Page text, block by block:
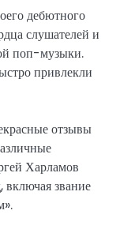
дебютного
слушателей и
поп-музыки.
привлекли
отзывы
Харламов
включая звание